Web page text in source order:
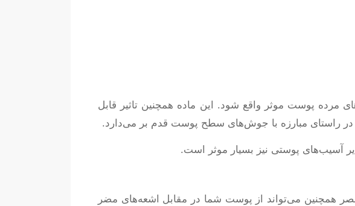
مرده پوست موثر واقع شود. این ماده همچنین تاثیر قابل
در راستای مبارزه با جوش‌های سطح پوست قدم بر می‌دارد.
پوستی نیز بسیار موثر است.
همچنین می‌تواند از پوست شما در مقابل اشعه‌های مضر